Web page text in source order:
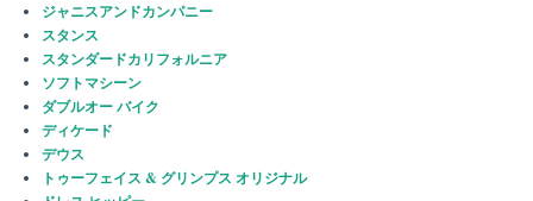
ジャニスアンドカンパニー
スタンス
スタンダードカリフォルニア
ソフトマシーン
ダブルオー バイク
ディケード
デウス
トゥーフェイス & グリンプス オリジナル